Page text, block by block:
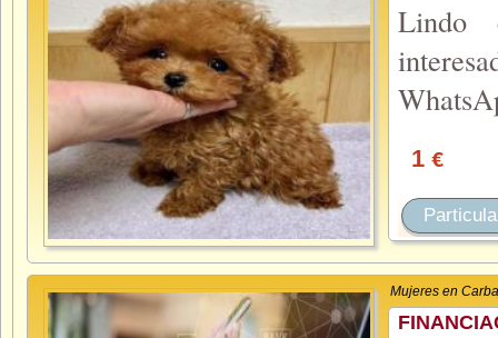
Lindo
1 €
Mujeres en